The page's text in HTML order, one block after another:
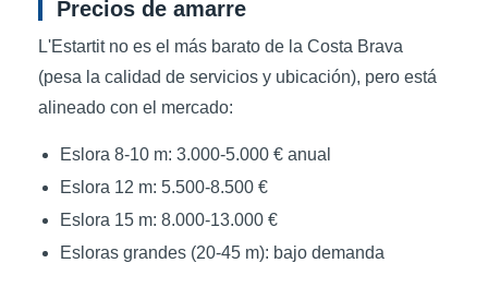
Precios de amarre
L'Estartit no es el más barato de la Costa Brava
(pesa la calidad de servicios y ubicación), pero está
alineado con el mercado:
Eslora 8-10 m: 3.000-5.000 € anual
Eslora 12 m: 5.500-8.500 €
Eslora 15 m: 8.000-13.000 €
Esloras grandes (20-45 m): bajo demanda